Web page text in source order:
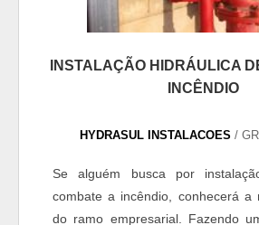
INSTALAÇÃO HIDRÁULICA
INCÊNDIO
HYDRASUL INSTALACOES /
Se alguém busca por
combate a incêndio, conhecerá a
do ramo empresarial. Fazendo